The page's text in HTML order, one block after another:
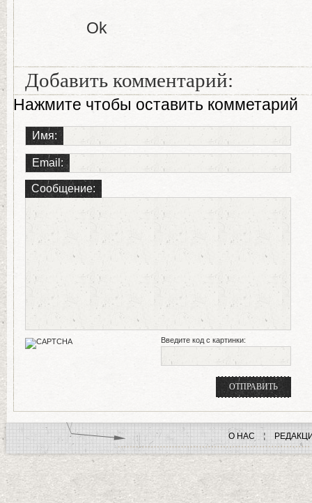
Ok
Добавить комментарий:
Нажмите чтобы оставить комметарий
Имя:
Email:
Сообщение:
Введите код с картинки:
О НАС